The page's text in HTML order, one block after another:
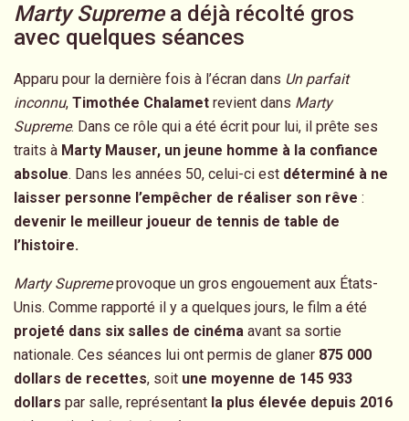
Marty Supremea déjà récolté gros
avec quelques séances
Apparu pour la dernière fois à l’écran dans Un parfait
inconnu, Timothée Chalamet revient dans Marty
Supreme. Dans ce rôle qui a été écrit pour lui, il prête ses
traits à Marty Mauser, un jeune homme à la confiance
absolue. Dans les années 50, celui-ci est déterminé à ne
laisser personne l’empêcher de réaliser son rêve :
devenir le meilleur joueur de tennis de table de
l’histoire.
Marty Supremeprovoque un gros engouement aux États-
Unis. Comme rapporté il y a quelques jours, le film a été
projeté dans six salles de cinéma avant sa sortie
nationale. Ces séances lui ont permis de glaner 875 000
dollars de recettes, soit une moyenne de 145 933
dollars par salle, représentant la plus élevée depuis 2016